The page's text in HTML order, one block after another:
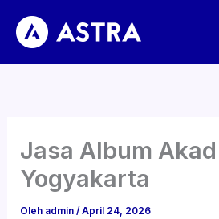
konten
Jasa Album
Yogyakarta
Oleh admin/April 24, 2026